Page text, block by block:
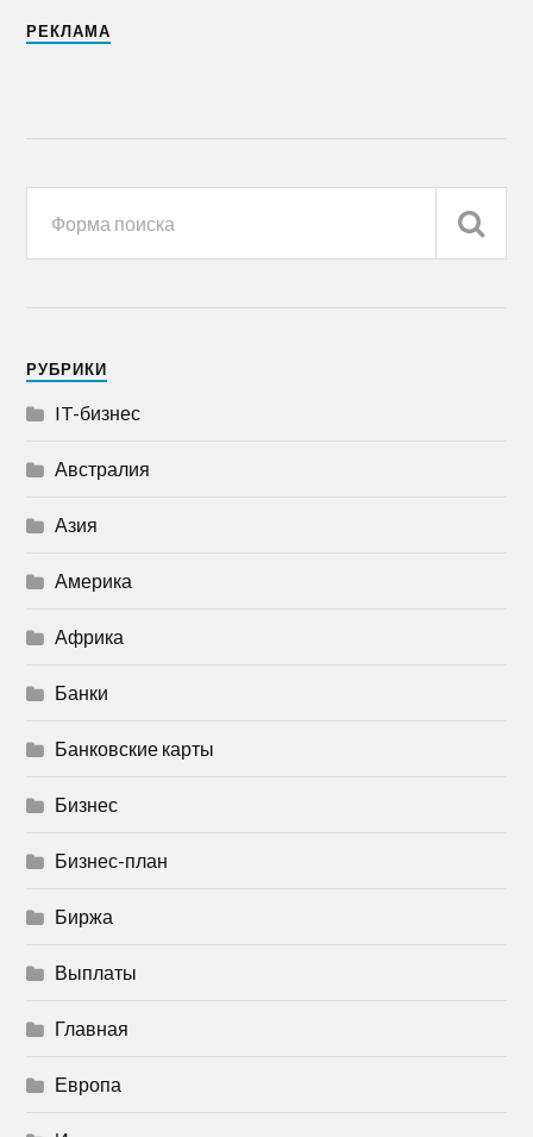
РЕКЛАМА
РУБРИКИ
IT-бизнес
Австралия
Азия
Америка
Африка
Банки
Банковские карты
Бизнес
Бизнес-план
Биржа
Выплаты
Главная
Европа